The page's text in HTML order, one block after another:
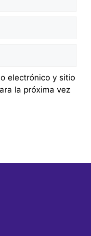
electrónico y sitio
la próxima vez